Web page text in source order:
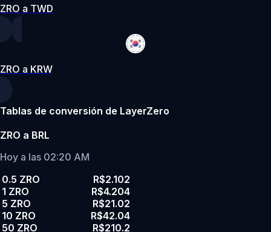
ZRO a TWD
ZRO a KRW
Tablas de conversión de LayerZero
ZRO a BRL
Hoy a las 02:20 AM
0.5 ZRO
R$2.102
1 ZRO
R$4.204
5 ZRO
R$21.02
10 ZRO
R$42.04
50 ZRO
R$210.2